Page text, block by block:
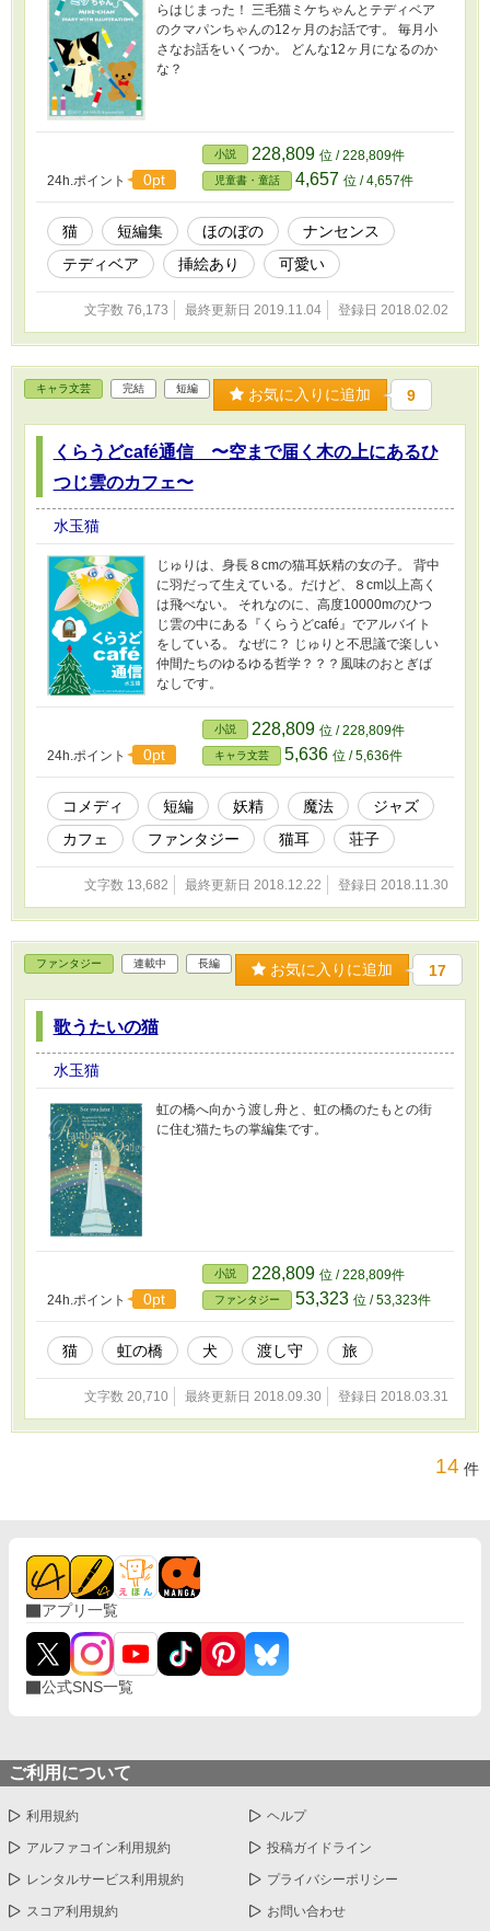
らはじまった！ 三毛猫ミケちゃんとテディベア
のクマパンちゃんの12ヶ月のお話です。 毎月小
さなお話をいくつか。 どんな12ヶ月になるのか
な？
24h.ポイント 0pt
小説 228,809 位 / 228,809件
児童書・童話 4,657 位 / 4,657件
猫 短編集 ほのぼの
ナンセンス
テディベア
挿絵あり 可愛い
文字数 76,173 最終更新日 2019.11.04 登録日 2018.02.02
キャラ文芸 完結 短編 お気に入りに追加 9
くらうどcafé通信 〜空まで届く木の上にあるひ
つじ雲のカフェ〜
水玉猫
じゅりは、身長８cmの猫耳妖精の女の子。 背中
に羽だって生えている。だけど、８cm以上高く
は飛べない。 それなのに、高度10000mのひつ
じ雲の中にある『くらうどcafé』でアルバイト
をしている。 なぜに？ じゅりと不思議で楽しい
仲間たちのゆるゆる哲学？？？風味のおとぎば
なしです。
24h.ポイント 0pt
小説 228,809 位 / 228,809件
キャラ文芸 5,636 位 / 5,636件
コメディ 短編 妖精 魔法
ジャズ
カフェ
ファンタジー 猫耳 荘子
文字数 13,682 最終更新日 2018.12.22 登録日 2018.11.30
ファンタジー 連載中 長編 お気に入りに追加 17
歌うたいの猫
水玉猫
虹の橋へ向かう渡し舟と、虹の橋のたもとの街
に住む猫たちの掌編集です。
24h.ポイント 0pt
小説 228,809 位 / 228,809件
ファンタジー 53,323 位 / 53,323件
猫 虹の橋 犬 渡し守 旅
文字数 20,710 最終更新日 2018.09.30 登録日 2018.03.31
14 件
アプリ一覧
公式SNS一覧
ご利用について
利用規約 ヘルプ
アルファコイン利用規約 投稿ガイドライン
レンタルサービス利用規約 プライバシーポリシー
スコア利用規約 お問い合わせ